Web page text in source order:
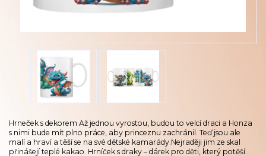
Hrneček s dekorem Až jednou vyrostou, budou to velcí draci a Honza
s nimi bude mít plno práce, aby princeznu zachránil. Teď jsou ale
malí a hraví a těší se na své dětské kamarády.Nejraději jim ze skal
přinášejí teplé kakao. Hrníček s draky – dárek pro děti, který potěší.